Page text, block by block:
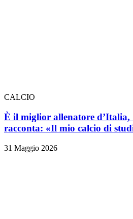
CALCIO
È il miglior allenatore d’Italia,
racconta: «Il mio calcio di
31 Maggio 2026